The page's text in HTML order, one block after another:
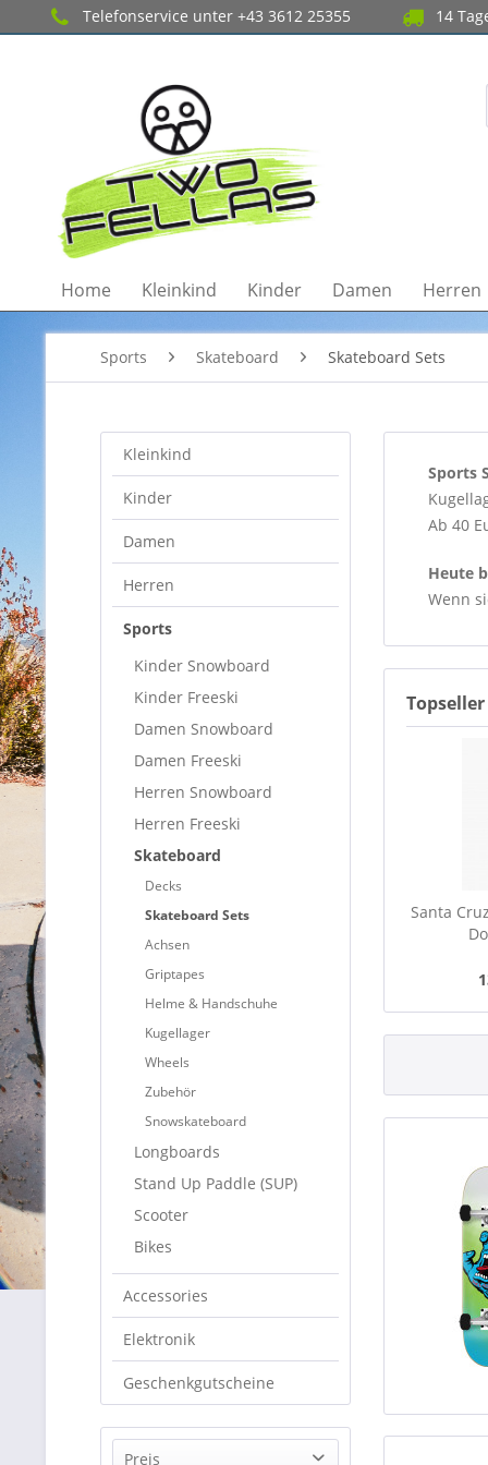
Telefonservice unter +43 3612 25355 14
Home Kleinkind Kinder Damen Herren
Sports Skateboard Skateboard Sets
Kleinkind
Kinder
Damen
Herren
Sports
Kinder Snowboard
Kinder Freeski
Damen Snowboard
Damen Freeski
Herren Snowboard
Herren Freeski
Skateboard
Decks
Skateboard Sets
Achsen
Griptapes
Helme & Handschuhe
Kugellager
Wheels
Zubehör
Snowskateboard
Longboards
Stand Up Paddle (SUP)
Scooter
Bikes
Accessories
Elektronik
Geschenkgutscheine
Preis
Sports
Ab 40
Heute
Wenn
Topseller
Santa